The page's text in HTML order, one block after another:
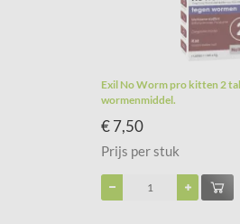
Exil No Worm pro kitten 2
wormenmiddel.
€ 7,50
Prijs per stuk